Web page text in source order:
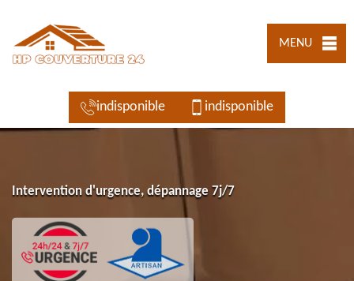
MENU
indisponible indisponible
Intervention d'urgence, dépannage 7j/7